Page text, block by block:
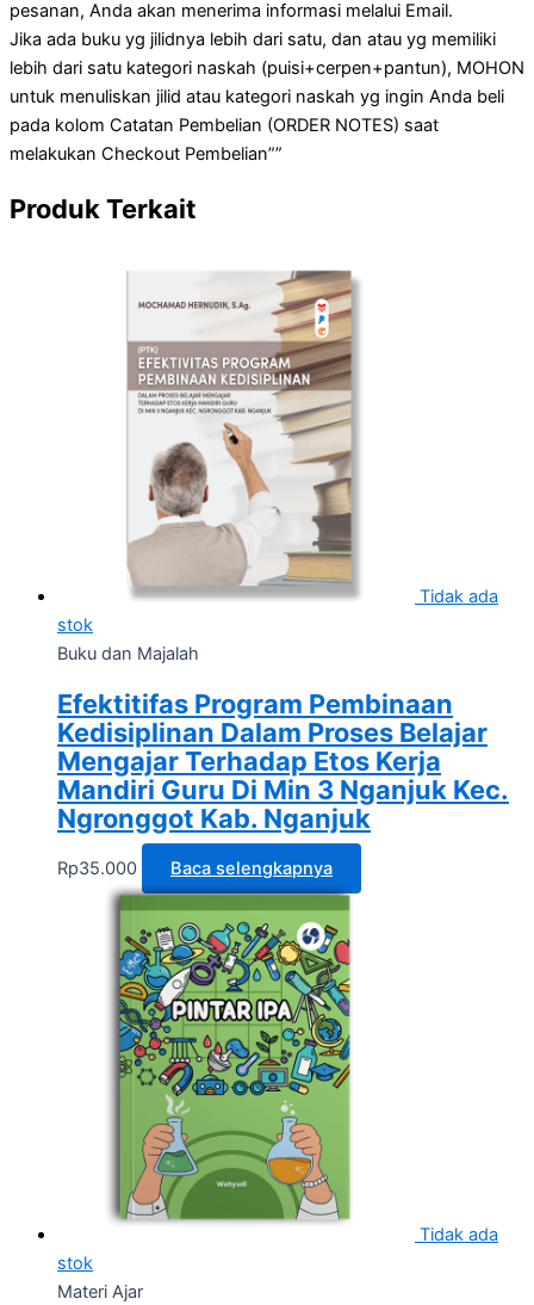
pesanan, Anda akan menerima informasi melalui Email.
Jika ada buku yg jilidnya lebih dari satu, dan atau yg memiliki
lebih dari satu kategori naskah (puisi+cerpen+pantun), MOHON
untuk menuliskan jilid atau kategori naskah yg ingin Anda beli
pada kolom Catatan Pembelian (ORDER NOTES) saat
melakukan Checkout Pembelian””
Produk Terkait
Tidak ada
stok
Buku dan Majalah
Efektitifas Program Pembinaan
Kedisiplinan Dalam Proses Belajar
Mengajar Terhadap Etos Kerja
Mandiri Guru Di Min 3 Nganjuk Kec.
Ngronggot Kab. Nganjuk
Rp35.000 Baca selengkapnya
Tidak ada
stok
Materi Ajar